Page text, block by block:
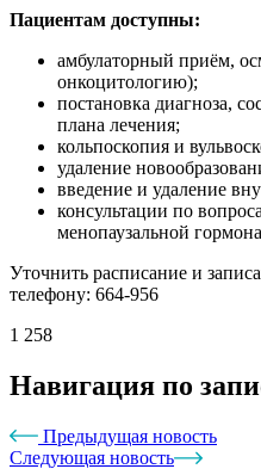
Пациентам доступны:
амбулаторный приём,
онкоцитологию);
постановка диагноза,
плана лечения;
кольпоскопия и
удаление
введение и удаление
консультации по
менопаузальной
Уточнить расписание и
телефону: 664-956
1 258
Навигация по
Предыдущая новость
Следующая новость